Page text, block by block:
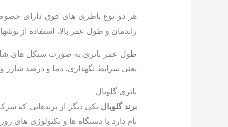
هر دو نوع باطری های فوق دارای
راندمان و طول عمر بالا، استفاده از
طول عمر باتری به صورت سیکل های
یعنی شرایط نگهداری، دما و درصد شارژ
باتری گلوبال
برند گلوبال یکی دیگر از برندهایی که
نام دارد با دستگاه ها و تکنولوژی های